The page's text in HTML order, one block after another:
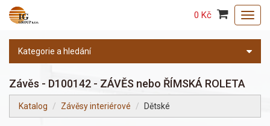
0 Kč
Kategorie a hledání
Závěs - D100142 - ZÁVĚS nebo ŘÍMSKÁ ROLETA
Katalog Závěsy interiérové Dětské